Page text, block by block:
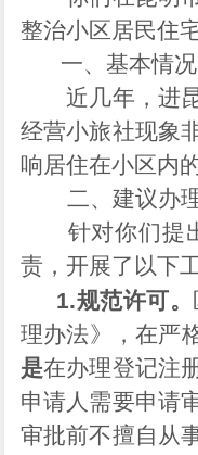
整治小区居民住
一、基本情况
近几年，进昆
经营小旅社现象
响居住在小区内
二、建议办
针对你们提出
责，开展了以下
1.规范许可。
理办法》，在严
是在办理登记注
申请人需要申请
审批前不擅自从